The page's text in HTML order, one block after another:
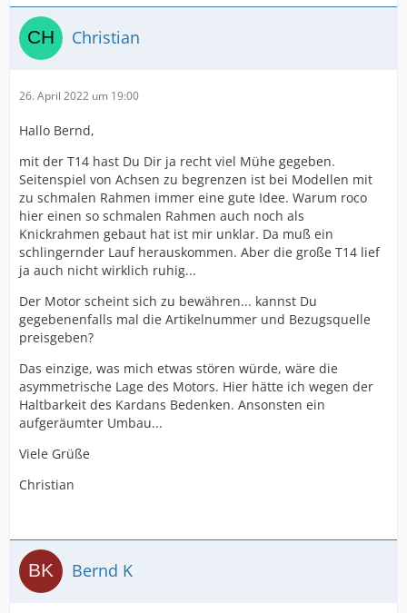
Christian
26. April 2022 um 19:00
Hallo Bernd,
mit der T14 hast Du Dir ja recht viel Mühe gegeben.
Seitenspiel von Achsen zu begrenzen ist bei Modellen mit
zu schmalen Rahmen immer eine gute Idee. Warum roco
hier einen so schmalen Rahmen auch noch als
Knickrahmen gebaut hat ist mir unklar. Da muß ein
schlingernder Lauf herauskommen. Aber die große T14 lief
ja auch nicht wirklich ruhig...
Der Motor scheint sich zu bewähren... kannst Du
gegebenenfalls mal die Artikelnummer und Bezugsquelle
preisgeben?
Das einzige, was mich etwas stören würde, wäre die
asymmetrische Lage des Motors. Hier hätte ich wegen der
Haltbarkeit des Kardans Bedenken. Ansonsten ein
aufgeräumter Umbau...
Viele Grüße
Christian
Bernd K